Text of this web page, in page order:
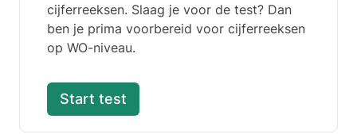
cijferreeksen. Slaag je voor de test? Dan
ben je prima voorbereid voor cijferreeksen
op WO-niveau.
Start test